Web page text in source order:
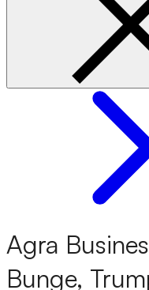
Agra
Bunge,